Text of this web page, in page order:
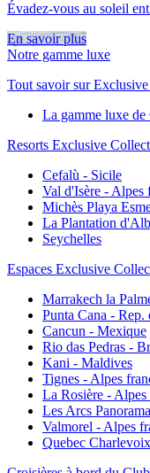
Évadez-vous au soleil
En savoir plus
Notre gamme luxe
Tout savoir sur
La gamme luxe
Resorts Exclusive
Cefalù - Sicile
Val d'Isère - Alpes
Michès Playa
La Plantation
Seychelles
Espaces Exclusive
Marrakech la
Punta Cana - Rep.
Cancun - Mexique
Rio das Pedras -
Kani - Maldives
Tignes - Alpes
La Rosière - Alpes
Les Arcs
Valmorel - Alpes
Quebec